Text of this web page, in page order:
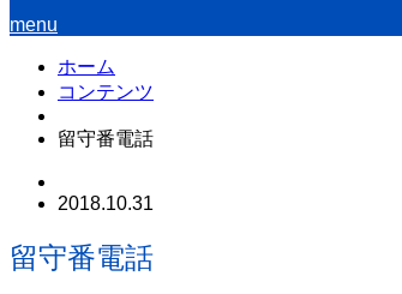
menu
ホーム
コンテンツ
留守番電話
2018.10.31
留守番電話